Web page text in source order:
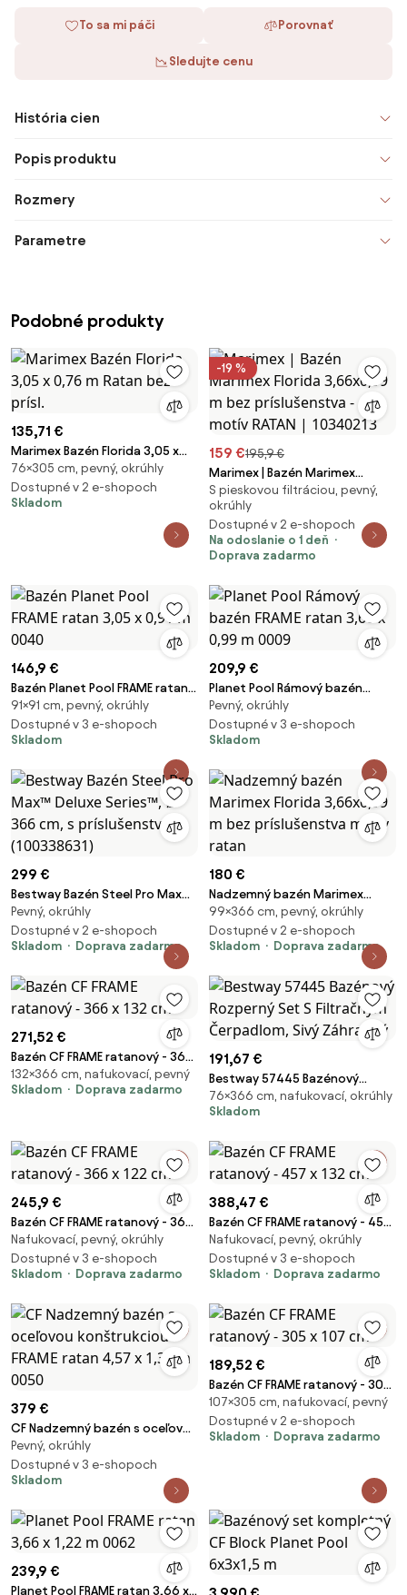
To sa mi páči Porovnať
Sledujte cenu
História cien
Popis produktu
Rozmery
Parametre
Podobné produkty
135,71 €
Marimex Bazén Florida 3,05 x
0,76 m Ratan bez prísl.
76×305 cm, pevný, okrúhly
Dostupné v 2 e-shopoch
Skladom
-19 %
159 €195,9 €
Marimex | Bazén Marimex
Florida 3,66x0,99 m bez
príslušenstva - motív RATAN |
10340213
S pieskovou filtráciou, pevný,
okrúhly
Dostupné v 2 e-shopoch
Na odoslanie o 1 deň
Doprava zadarmo
146,9 €
Bazén Planet Pool FRAME ratan
3,05 x 0,91 m 0040
91×91 cm, pevný, okrúhly
Dostupné v 3 e-shopoch
Skladom
209,9 €
Planet Pool Rámový bazén
FRAME ratan 3,66 x 0,99 m 0009
Pevný, okrúhly
Dostupné v 3 e-shopoch
Skladom
299 €
Bestway Bazén Steel Pro Max™
Deluxe Series™, Ø 366 cm, s
príslušenstvom (100338631)
Pevný, okrúhly
Dostupné v 2 e-shopoch
Skladom
Doprava zadarmo
180 €
Nadzemný bazén Marimex
Florida 3,66x0,99 m bez
príslušenstva motív ratan
99×366 cm, pevný, okrúhly
Dostupné v 2 e-shopoch
Skladom
Doprava zadarmo
271,52 €
Bazén CF FRAME ratanový - 366
x 132 cm
132×366 cm, nafukovací, pevný
Skladom
Doprava zadarmo
191,67 €
Bestway 57445 Bazénový
Rozperný Set S Filtračným
Čerpadlom, Sivý Záhradný
76×366 cm, nafukovací, okrúhly
Skladom
245,9 €
Bazén CF FRAME ratanový - 366
x 122 cm
Nafukovací, pevný, okrúhly
Dostupné v 3 e-shopoch
Skladom
Doprava zadarmo
388,47 €
Bazén CF FRAME ratanový - 457
x 132 cm
Nafukovací, pevný, okrúhly
Dostupné v 3 e-shopoch
Skladom
Doprava zadarmo
379 €
CF Nadzemný bazén s oceľovou
konštrukciou FRAME ratan 4,57
x 1,32 m 0050
Pevný, okrúhly
Dostupné v 3 e-shopoch
Skladom
189,52 €
Bazén CF FRAME ratanový - 305
x 107 cm
107×305 cm, nafukovací, pevný
Dostupné v 2 e-shopoch
Skladom
Doprava zadarmo
239,9 €
Planet Pool FRAME ratan 3,66 x